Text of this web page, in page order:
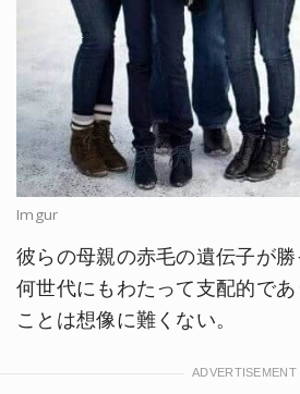
Imgur
彼らの母親の赤毛の遺伝子が
何世代にもわたって支配的で
ことは想像に難くない。